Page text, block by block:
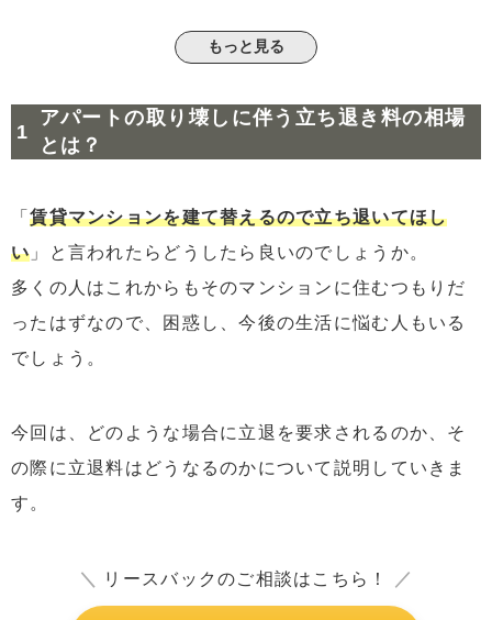
立ち退きに伴って実際にどんな負担が生まれるの
5.1立ち退き料に関して明確な規定はない
5.2立ち退き料の一般的な相場と実際の金額
6立ち退き料が支払われない場合の対処法
6.1立ち退き料を請求する
立ち退き料を諦める
6.4第三者の介入で状況が大きく変わることもある
情”
7.2 立ち退きを“人生の見直し機会”として捉える視点
もっと見る
アパートの取り壊しに伴う立ち退き料の相場
とは？
「賃貸マンションを建て替えるので立ち退いてほし
い 」と言われたらどうしたら良いのでしょうか。
多くの人はこれからもそのマンションに住むつもりだ
ったはずなので、困惑し、今後の生活に悩む人もいる
でしょう。
今回は、どのような場合に立退を要求されるのか、そ
の際に立退料はどうなるのかについて説明していきま
す。
＼ リースバックのご相談はこちら！ ／